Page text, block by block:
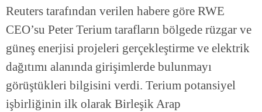
Reuters tarafından verilen habere göre RWE
CEO’su Peter Terium tarafların bölgede rüzgar ve
güneş enerjisi projeleri gerçekleştirme ve elektrik
dağıtımı alanında girişimlerde bulunmayı
görüştükleri bilgisini verdi. Terium potansiyel
işbirliğinin ilk olarak Birleşik Arap